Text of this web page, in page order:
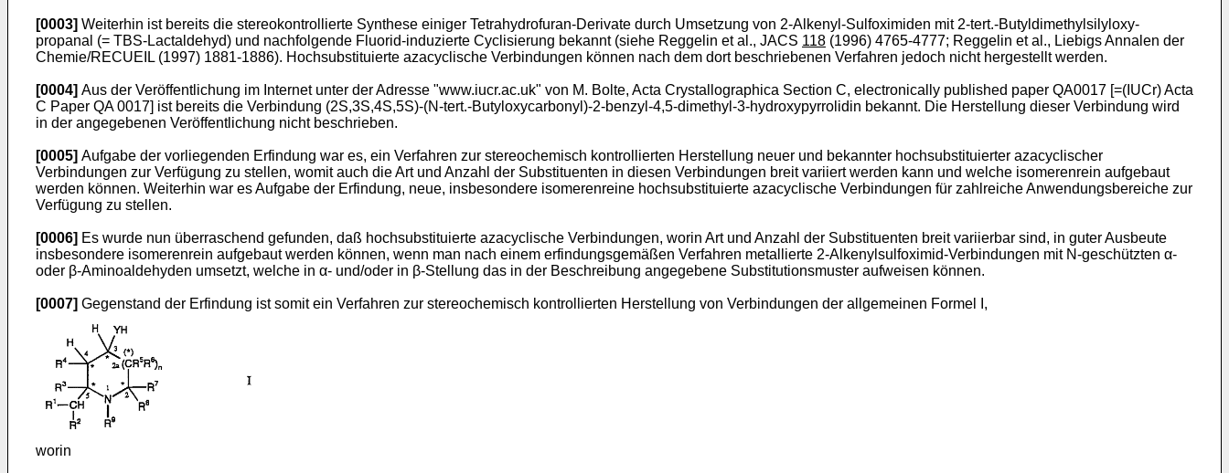
[0003] Weiterhin ist bereits die stereokontrollierte Synthese einiger Tetrahydrofuran-Derivate durch Umsetzung von 2-Alkenyl-Sulfoximiden mit 2-tert.-Butyldimethylsilyloxy-
propanal (= TBS-Lactaldehyd) und nachfolgende Fluorid-induzierte Cyclisierung bekannt (siehe Reggelin et al., JACS 118 (1996) 4765-4777; Reggelin et al., Liebigs Annalen der
Chemie/RECUEIL (1997) 1881-1886). Hochsubstituierte azacyclische Verbindungen können nach dem dort beschriebenen Verfahren jedoch nicht hergestellt werden.
[0004] Aus der Veröffentlichung im Internet unter der Adresse "www.iucr.ac.uk" von M. Bolte, Acta Crystallographica Section C, electronically published paper QA0017 [=(IUCr) Acta
C Paper QA 0017] ist bereits die Verbindung (2S,3S,4S,5S)-(N-tert.-Butyloxycarbonyl)-2-benzyl-4,5-dimethyl-3-hydroxypyrrolidin bekannt. Die Herstellung dieser Verbindung wird
in der angegebenen Veröffentlichung nicht beschrieben.
[0005] Aufgabe der vorliegenden Erfindung war es, ein Verfahren zur stereochemisch kontrollierten Herstellung neuer und bekannter hochsubstituierter azacyclischer
Verbindungen zur Verfügung zu stellen, womit auch die Art und Anzahl der Substituenten in diesen Verbindungen breit variiert werden kann und welche isomerenrein aufgebaut
werden können. Weiterhin war es Aufgabe der Erfindung, neue, insbesondere isomerenreine hochsubstituierte azacyclische Verbindungen für zahlreiche Anwendungsbereiche zur
Verfügung zu stellen.
[0006] Es wurde nun überraschend gefunden, daß hochsubstituierte azacyclische Verbindungen, worin Art und Anzahl der Substituenten breit variierbar sind, in guter Ausbeute
insbesondere isomerenrein aufgebaut werden können, wenn man nach einem erfindungsgemäßen Verfahren metallierte 2-Alkenylsulfoximid-Verbindungen mit N-geschützten α-
oder β-Aminoaldehyden umsetzt, welche in α- und/oder in β-Stellung das in der Beschreibung angegebene Substitutionsmuster aufweisen können.
[0007] Gegenstand der Erfindung ist somit ein Verfahren zur stereochemisch kontrollierten Herstellung von Verbindungen der allgemeinen Formel I,
worin